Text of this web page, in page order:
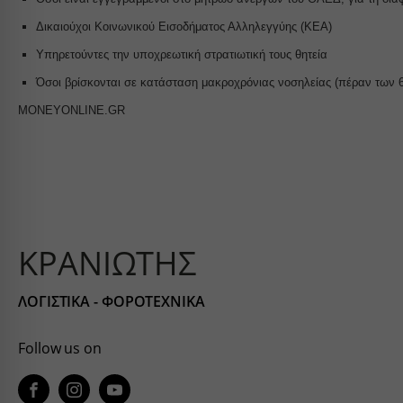
Δικαιούχοι Κοινωνικού Εισοδήματος Αλληλεγγύης (ΚΕΑ)
Υπηρετούντες την υποχρεωτική στρατιωτική τους θητεία
Όσοι βρίσκονται σε κατάσταση μακροχρόνιας νοσηλείας (πέραν των
MONEYONLINE.GR
ΚΡΑΝΙΩΤΗΣ
ΛΟΓΙΣΤΙΚΑ - ΦΟΡΟΤΕΧΝΙΚΑ
Follow us on